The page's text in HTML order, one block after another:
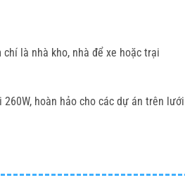
là nhà kho, nhà để xe hoặc trại
hoàn hảo cho các dự án trên